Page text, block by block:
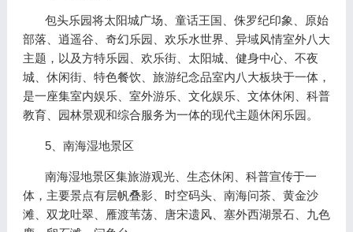
包头乐园将太阳城广场、童话王国、侏罗纪印象、原始
部落、逍遥谷、奇幻乐园、欢乐水世界、异域风情室外八大
主题，以及方特乐园、欢乐街、太阳城、健身中心、不夜
城、休闲街、特色餐饮、旅游纪念品室内八大板块于一体，
是一座集室内娱乐、室外游乐、文化娱乐、文体休闲、科普
教育、园林景观和综合服务为一体的现代主题休闲乐园。
5、南海湿地景区
南海湿地景区集旅游观光、生态休闲、科普宣传于一
体，主要景点有层帆叠影、时空码头、南海问茶、黄金沙
滩、双龙吐翠、雁渡苇荡、唐宋遗风、塞外西湖景石、九色